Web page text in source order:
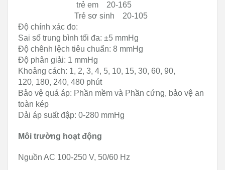
trẻ em 20-165
Trẻ sơ sinh 20-105
Độ chính xác đo:
Sai số trung bình tối đa: ±5 mmHg
Độ chênh lệch tiêu chuẩn: 8 mmHg
Độ phân giải: 1 mmHg
Khoảng cách: 1, 2, 3, 4, 5, 10, 15, 30, 60, 90,
120, 180, 240, 480 phút
Bảo vệ quá áp: Phần mềm và Phần cứng, bảo vệ an
toàn kép
Dải áp suất đập: 0-280 mmHg
Môi trường hoạt động
Nguồn AC 100-250 V, 50/60 Hz